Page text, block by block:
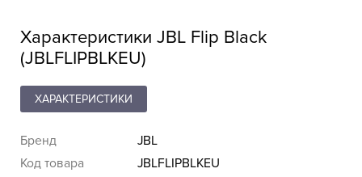
Характеристики JBL Flip Black
(JBLFLIPBLKEU)
ХАРАКТЕРИСТИКИ
Бренд
JBL
Код товара
JBLFLIPBLKEU